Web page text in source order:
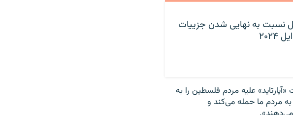
نسبت به نهایی شدن جزییات
علیه مردم فلسطین را به
مردم ما حمله می‌کند و